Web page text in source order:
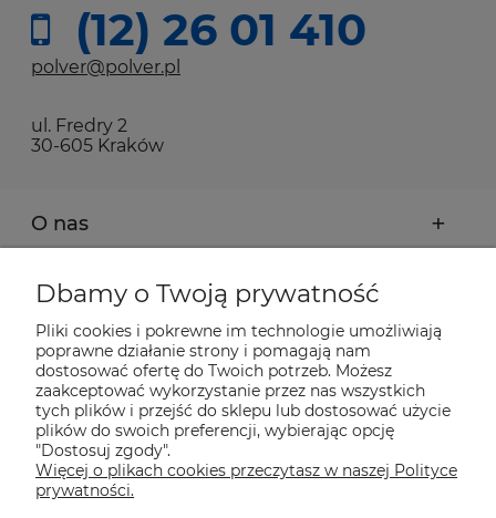
(12) 26 01 410
polver@polver.pl
ul. Fredry 2
30-605 Kraków
O nas
Moje konto
Płatności i dostawa
Pomoc
Informacje
Dbamy o Twoją prywatność
Pliki cookies i pokrewne im technologie umożliwiają
poprawne działanie strony i pomagają nam
dostosować ofertę do Twoich potrzeb. Możesz
zaakceptować wykorzystanie przez nas wszystkich
tych plików i przejść do sklepu lub dostosować użycie
plików do swoich preferencji, wybierając opcję
"Dostosuj zgody".
Więcej o plikach cookies przeczytasz w naszej Polityce
prywatności.